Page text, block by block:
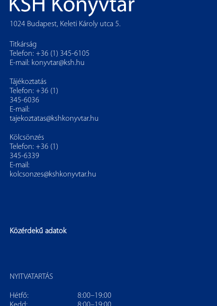
1024 Budapest, Keleti Károly utca 5.
Titkárság
Telefon: +36 (1) 345-6105
E-mail: konyvtar@ksh.hu
Tájékoztatás
Telefon: +36 (1)
345-6036
E-mail:
tajekoztatas@kshkonyvtar.hu
Kölcsönzés
Telefon: +36 (1)
345-6339
E-mail:
kolcsonzes@kshkonyvtar.hu
Közérdekű adatok
NYITVATARTÁS
Hétfő:
8:00–19:00